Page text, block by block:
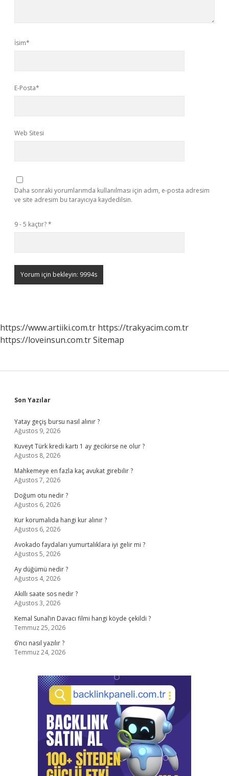
İsim*
E-Posta*
Web Sitesi
Daha sonraki yorumlarımda kullanılması için adım, e-posta adresim
ve site adresim bu tarayıcıya kaydedilsin.
9 - 5 kaçtır?*
https://www.artiiki.com.tr https://trakyacim.com.tr
https://loveinsun.com.trSitemap
Sidebar
Son Yazılar
Yatay geçiş bursu nasıl alınır ?
Ağustos 9, 2026
Kuveyt Türk kredi kartı 1 ay gecikirse ne olur ?
Ağustos 8, 2026
Mahkemeye en fazla kaç avukat girebilir ?
Ağustos 7, 2026
Doğum otu nedir ?
Ağustos 6, 2026
Kur korumalıda hangi kur alınır ?
Ağustos 6, 2026
Avokado faydaları yumurtalıklara iyi gelir mi ?
Ağustos 5, 2026
Ay düğümü nedir ?
Ağustos 4, 2026
Akıllı saate sos nedir ?
Ağustos 3, 2026
Kemal Sunal’ın Davacı filmi hangi köyde çekildi ?
Temmuz 25, 2026
6’ncı nasıl yazılır ?
Temmuz 24, 2026